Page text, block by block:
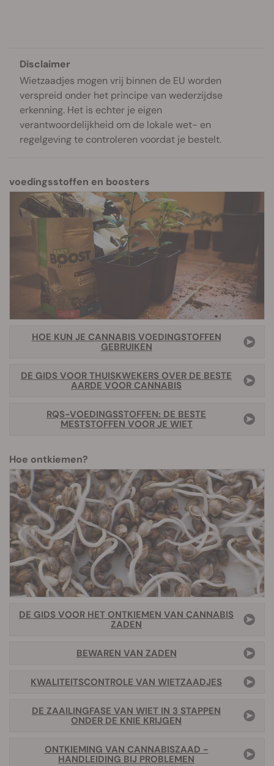
Disclaimer
Wietzaadjes mogen vrij binnen de EU worden
verspreid onder het principe van wederzijdse
erkenning. Het is echter je eigen
verantwoordelijkheid om de lokale wet- en
regelgeving te controleren voordat je bestelt.
voedingsstoffen en boosters
HOE KUN JE CANNABIS VOEDINGSTOFFEN
GEBRUIKEN
DE GIDS VOOR THUISKWEKERS OVER DE BESTE
AARDE VOOR CANNABIS
RQS-VOEDINGSSTOFFEN: DE BESTE
MESTSTOFFEN VOOR JE WIET
Hoe ontkiemen?
DE GIDS VOOR HET ONTKIEMEN VAN CANNABIS
ZADEN
BEWAREN VAN ZADEN
KWALITEITSCONTROLE VAN WIETZAADJES
DE ZAAILINGFASE VAN WIET IN 3 STAPPEN
ONDER DE KNIE KRIJGEN
ONTKIEMING VAN CANNABISZAAD -
HANDLEIDING BIJ PROBLEMEN